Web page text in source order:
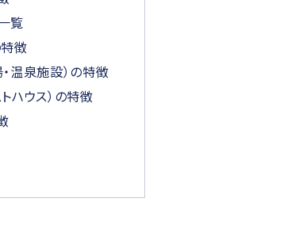
覧
徴
温泉施設）の特徴
ハウス）の特徴